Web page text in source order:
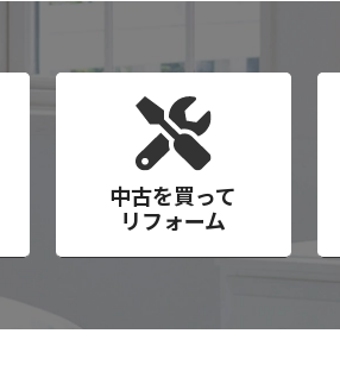
中古を買って
リフォーム